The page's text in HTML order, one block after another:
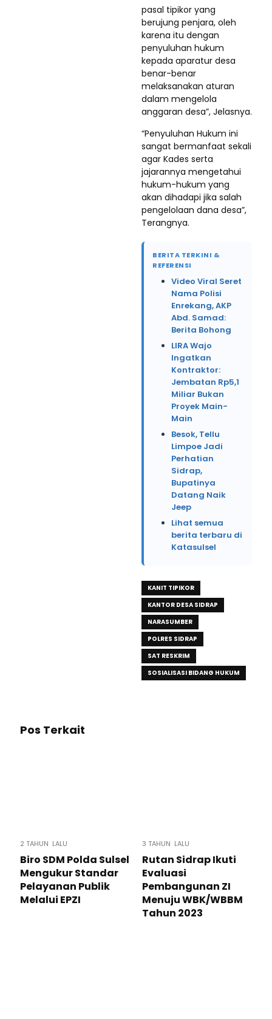
pasal tipikor yang
berujung penjara, oleh
karena itu dengan
penyuluhan hukum
kepada aparatur desa
benar-benar
melaksanakan aturan
dalam mengelola
anggaran desa”, Jelasnya.
“Penyuluhan Hukum ini
sangat bermanfaat sekali
agar Kades serta
jajarannya mengetahui
hukum-hukum yang
akan dihadapi jika salah
pengelolaan dana desa”,
Terangnya.
BERITA TERKINI &
REFERENSI
Video Viral Seret
Nama Polisi
Enrekang, AKP
Abd. Samad:
Berita Bohong
LIRA Wajo
Ingatkan
Kontraktor:
Jembatan Rp5,1
Miliar Bukan
Proyek Main-
Main
Besok, Tellu
Limpoe Jadi
Perhatian
Sidrap,
Bupatinya
Datang Naik
Jeep
Lihat semua
berita terbaru di
Katasulsel
KANIT TIPIKOR
KANTOR DESA SIDRAP
NARASUMBER
POLRES SIDRAP
SAT RESKRIM
SOSIALISASI BIDANG HUKUM
Pos Terkait
2 TAHUN LALU
Biro SDM Polda Sulsel
Mengukur Standar
Pelayanan Publik
Melalui EPZI
3 TAHUN LALU
Rutan Sidrap Ikuti
Evaluasi
Pembangunan ZI
Menuju WBK/WBBM
Tahun 2023